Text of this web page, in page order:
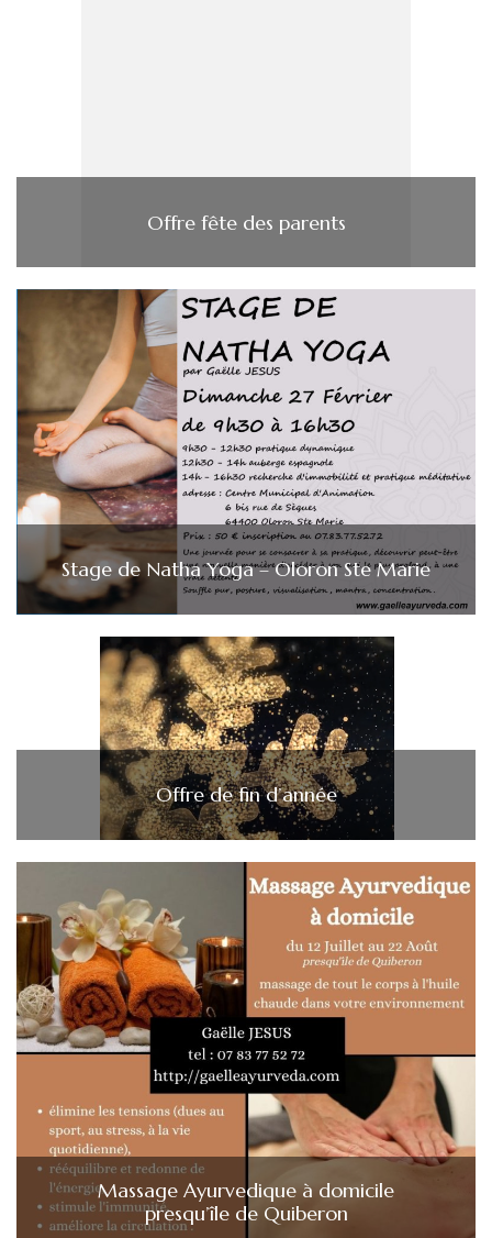
Offre fête des parents
Stage de Natha Yoga – Oloron Ste Marie
Offre de fin d’année
Massage Ayurvedique à domicile
presqu’île de Quiberon